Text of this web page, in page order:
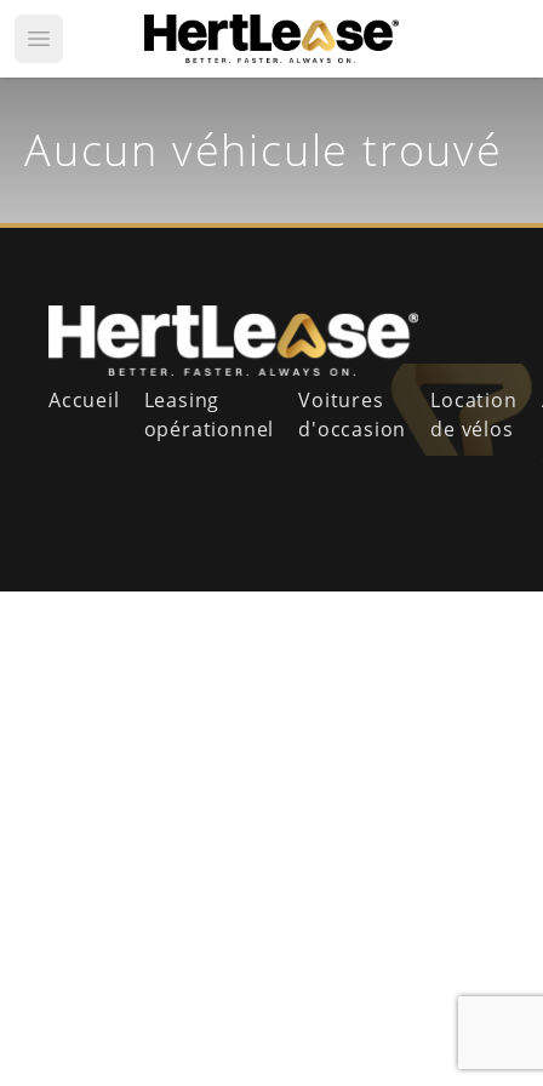
Open main menu
Aucun véhicule trouvé
Accueil
Leasing
opérationnel
Voitures
d'occasion
Location
de vélos